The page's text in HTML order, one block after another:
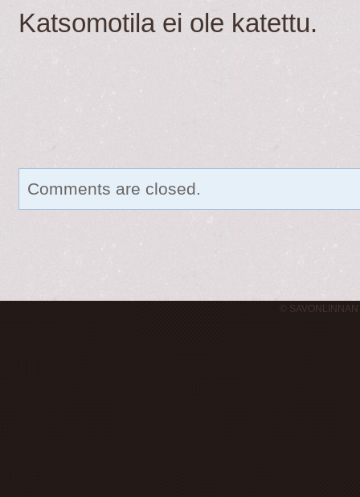
Katsomotila ei ole katettu.
Comments are closed.
©